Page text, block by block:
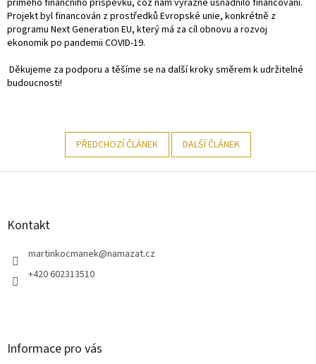
Projekt byl financován z prostředků Evropské unie, konkrétně z
programu Next Generation EU, který má za cíl obnovu a rozvoj
ekonomik po pandemii COVID-19​​.
Děkujeme za podporu a těšíme se na další kroky směrem k udržitelné
budoucnosti!
PŘEDCHOZÍ ČLÁNEK DALŠÍ ČLÁNEK
Z
Kontakt
martinkocmanek@namazat.cz
+420 602313510
Informace pro vás